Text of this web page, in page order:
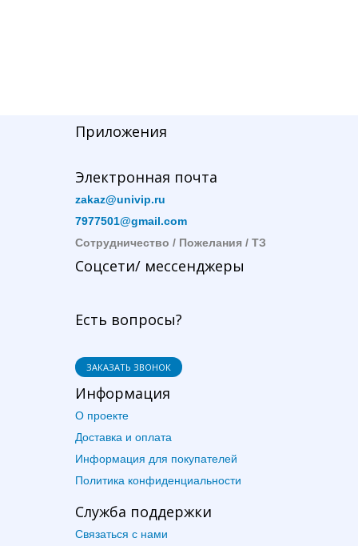
Приложения
Электронная почта
zakaz@univip.ru
7977501@gmail.com
Сотрудничество / Пожелания / ТЗ
Соцсети/ мессенджеры
Есть вопросы?
ЗАКАЗАТЬ ЗВОНОК
Информация
О проекте
Доставка и оплата
Информация для покупателей
Политика конфиденциальности
Служба поддержки
Связаться с нами